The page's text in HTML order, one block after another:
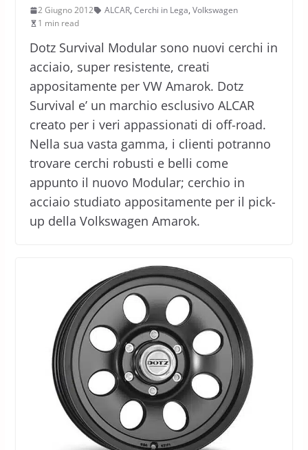
2 Giugno 2012 ALCAR, Cerchi in Lega, Volkswagen
1 min read
Dotz Survival Modular sono nuovi cerchi in
acciaio, super resistente, creati
appositamente per VW Amarok. Dotz
Survival e’ un marchio esclusivo ALCAR
creato per i veri appassionati di off-road.
Nella sua vasta gamma, i clienti potranno
trovare cerchi robusti e belli come
appunto il nuovo Modular; cerchio in
acciaio studiato appositamente per il pick-
up della Volkswagen Amarok.